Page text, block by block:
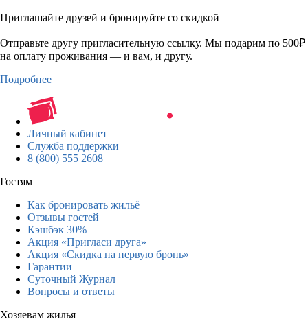
Приглашайте друзей и бронируйте со скидкой
Отправьте другу пригласительную ссылку. Мы подарим по 500₽
на оплату проживания — и вам, и другу.
Подробнее
Личный кабинет
Служба поддержки
8 (800) 555 2608
Гостям
Как бронировать жильё
Отзывы гостей
Кэшбэк 30%
Акция «Пригласи друга»
Акция «Скидка на первую бронь»
Гарантии
Суточный Журнал
Вопросы и ответы
Хозяевам жилья